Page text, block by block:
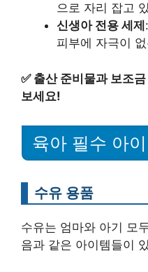
으로 자리 잡고
신생아 전용 세제
피부에 자극이
✅ 출산 준비물과 보조
보세요!
육아 필수 아
수유 용품
수유는 엄마와 아기 모
음과 같은 아이템들이